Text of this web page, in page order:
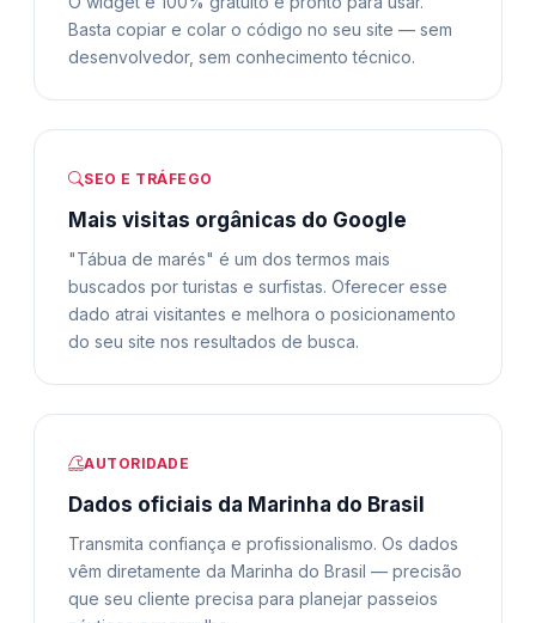
Basta copiar e colar o código no seu site — sem
desenvolvedor, sem conhecimento técnico.
SEO E TRÁFEGO
Mais visitas orgânicas do Google
"Tábua de marés" é um dos termos mais
buscados por turistas e surfistas. Oferecer esse
dado atrai visitantes e melhora o posicionamento
do seu site nos resultados de busca.
AUTORIDADE
Dados oficiais da Marinha do Brasil
Transmita confiança e profissionalismo. Os dados
vêm diretamente da Marinha do Brasil — precisão
que seu cliente precisa para planejar passeios